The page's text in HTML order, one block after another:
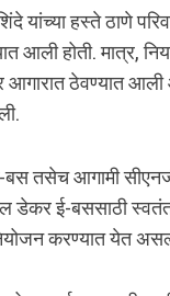
यांच्या हस्ते ठाणे
आली होती.
ठेवण्यात
तसेच आगामी
ई-बससाठी
करण्यात येत